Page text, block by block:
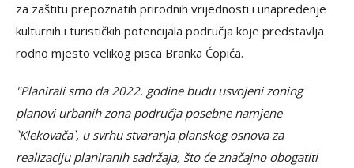
za zaštitu prepoznatih prirodnih vrijednosti i unapređenje
kulturnih i turističkih potencijala područja koje predstavlja
rodno mjesto velikog pisca Branka Ćopića.
"Planirali smo da 2022. godine budu usvojeni zoning
planovi urbanih zona područja posebne namjene
`Klekovača`, u svrhu stvaranja planskog osnova za
realizaciju planiranih sadržaja, što će značajno obogatiti